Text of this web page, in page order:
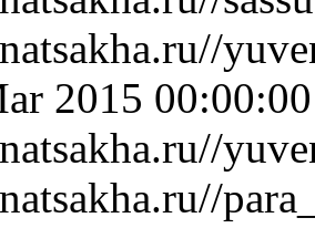
2015